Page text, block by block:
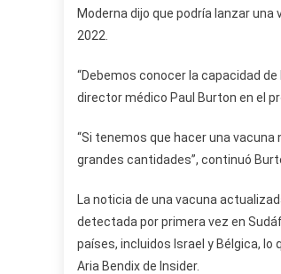
Moderna dijo que podría lanzar
2022.
“Debemos conocer la capacidad
director médico Paul Burton en el
“Si tenemos que hacer una
grandes cantidades”, continuó
La noticia de una vacuna
detectada por primera vez en
países, incluidos Israel y Bélgica,
Aria Bendix de Insider.